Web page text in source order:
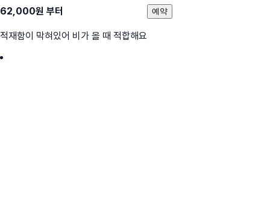
62,000원 부터
적재함이 막혀있어 비가 올 때 적합해요
예약